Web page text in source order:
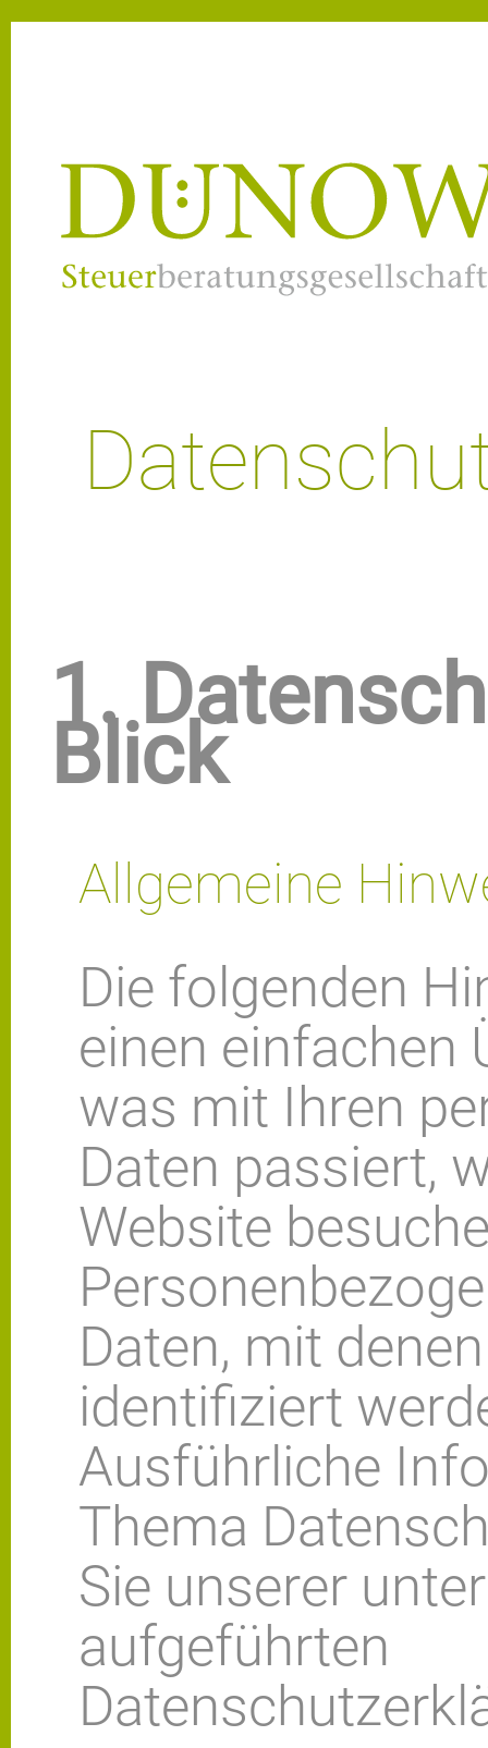
1.
Blick
Allgemeine
Die folgenden
einen einfachen
was mit Ihren
Daten passiert,
Website
Daten, mit
identifiziert
Ausführliche
Thema
Sie unserer
aufgeführten